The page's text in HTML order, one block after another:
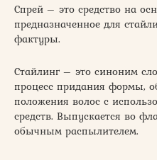
Спрей – это средство на
предназначенное для
фактуры.
Стайлинг – это синоним
процесс придания формы,
положения волос с
средств. Выпускается во
обычным распылителем.